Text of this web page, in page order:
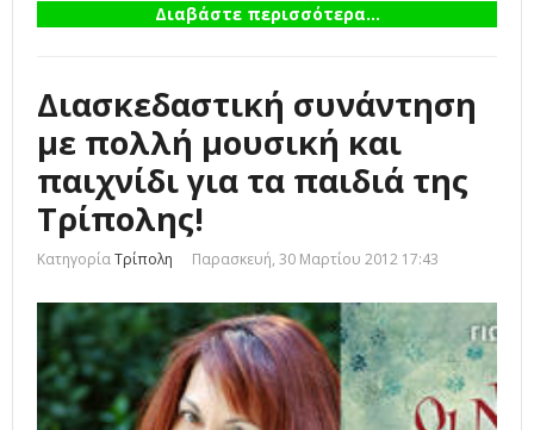
Διαβάστε περισσότερα...
Διασκεδαστική συνάντηση
με πολλή μουσική και
παιχνίδι για τα παιδιά της
Τρίπολης!
ΚατηγορίαΤρίπολη Παρασκευή, 30 Μαρτίου 2012 17:43